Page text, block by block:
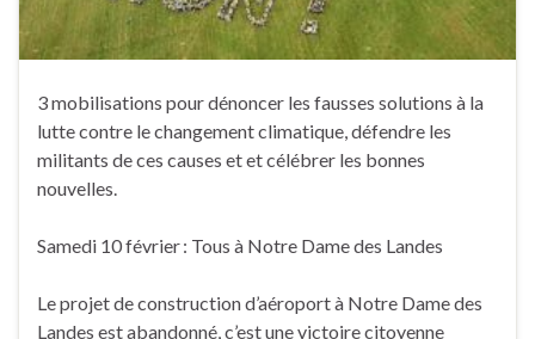
3 mobilisations pour dénoncer les fausses solutions à la
lutte contre le changement climatique, défendre les
militants de ces causes et et célébrer les bonnes
nouvelles.
Samedi 10 février : Tous à Notre Dame des Landes
Le projet de construction d’aéroport à Notre Dame des
Landes est abandonné, c’est une victoire citoyenne